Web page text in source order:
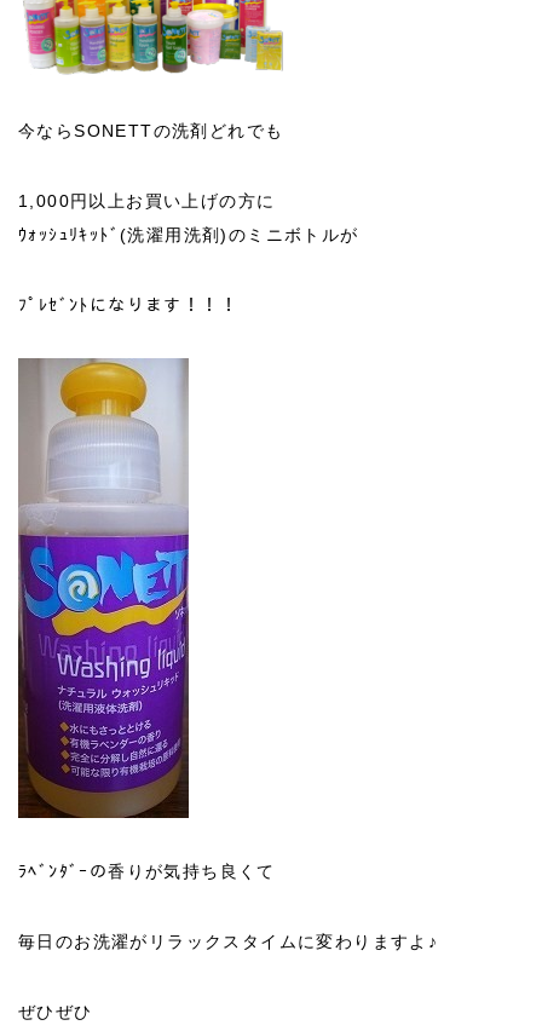
今ならSONETTの洗剤どれでも
1,000円以上お買い上げの方に
ｳｫｯｼｭﾘｷｯﾄﾞ(洗濯用洗剤)のミニボトルが
ﾌﾟﾚｾﾞﾝﾄになります！！！
ﾗﾍﾞﾝﾀﾞｰの香りが気持ち良くて
毎日のお洗濯がリラックスタイムに変わりますよ♪
ぜひぜひ